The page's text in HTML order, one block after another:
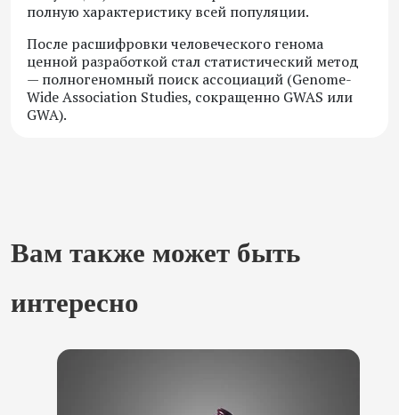
полную характеристику всей популяции.
После расшифровки человеческого генома
ценной разработкой стал статистический метод
— полногеномный поиск ассоциаций (Genome-
Wide Association Studies, сокращенно GWAS или
GWA).
Вам также может быть
интересно